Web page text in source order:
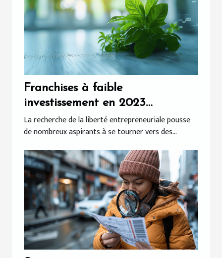
Franchises à faible
investissement en 2023
opportunités et risques pour les
entrepreneurs
La recherche de la liberté entrepreneuriale pousse
de nombreux aspirants à se tourner vers des...